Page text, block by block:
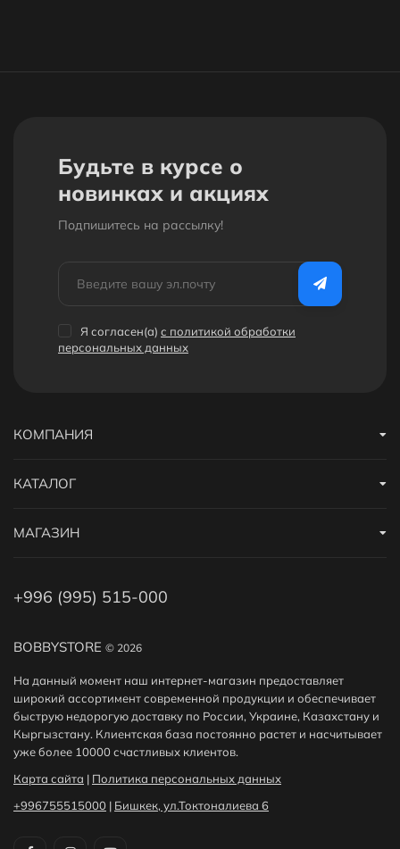
Будьте в курсе о
новинках и акциях
Подпишитесь на рассылкy!
Я согласен(a) с политикой обработки
персональных данных
BOBBYSTORE © 2026
На данный момент наш интернет-магазин предоставляет
широкий ассортимент современной продукции и обеспечивает
быструю недорогую доставку по России, Украине, Казахстану и
Кыргызстану. Клиентская база постоянно растет и насчитывает
уже более 10000 счастливых клиентов.
Карта сайта | Политика персональных данных
+996755515000 | Бишкек, ул.Токтоналиева 6
КОМПАНИЯ
КАТАЛОГ
МАГАЗИН
+996 (995) 515-000